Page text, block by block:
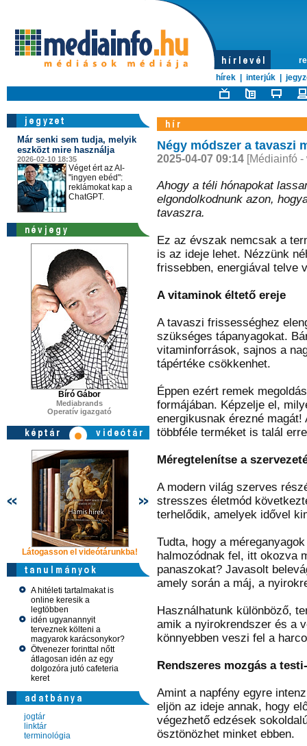
hírek
interjúk
Már senki sem tudja, melyik
eszközt mire használja
2026-02-10 18:35
Véget ért az AI-
"ingyen ebéd":
reklámokat kap a
ChatGPT.
Bíró Gábor
Mediabrands
Operatív igazgató
Látogasson el videótárunkba! Látogasson el videótárunkba!Látogasson
A hitéleti tartalmakat is
online keresik a
legtöbben
idén ugyanannyit
terveznek költeni a
magyarok karácsonykor?
Ötvenezer forinttal nőtt
átlagosan idén az egy
dolgozóra jutó cafeteria
keret
jogtár
linktár
terminológia
Négy módszer a tavaszi
2025-04-07 09:14[Médiainfó -
Ahogy a téli hónapokat
elgondolkodnunk azon,
tavaszra.
Ez az évszak nemcsak a
is az ideje lehet. Nézzünk
frissebben, energiával telve
A vitaminok éltető ereje
A tavaszi frissességhez
szükséges tápanyagokat.
vitaminforrások, sajnos a
tápértéke csökkenhet.
Éppen ezért remek
formájában. Képzelje el,
energikusnak érezné magát!
többféle terméket is talál
Méregtelenítse a
A modern világ szerves
stresszes életmód
terhelődik, amelyek idővel
Tudta, hogy a
halmozódnak fel, itt okozva
panaszokat? Javasolt
amely során a máj, a
Használhatunk különböző,
amik a nyirokrendszer és a
könnyebben veszi fel a
Rendszeres mozgás a
Amint a napfény egyre
eljön az ideje annak, hogy
végezhető edzések
ösztönözhet minket ebben.